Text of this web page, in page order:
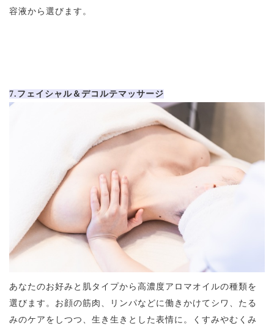
容液から選びます。
7.フェイシャル＆デコルテマッサージ
あなたのお好みと肌タイプから高濃度アロマオイルの種類を
選びます。お顔の筋肉、リンパなどに働きかけてシワ、たる
みのケアをしつつ、生き生きとした表情に。くすみやむくみ